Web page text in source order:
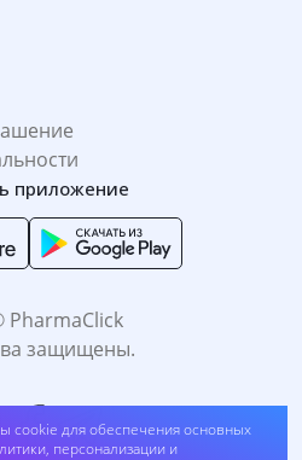
cookie для обеспечения основных
персонализации и
приложение
PharmaClick
защищены.